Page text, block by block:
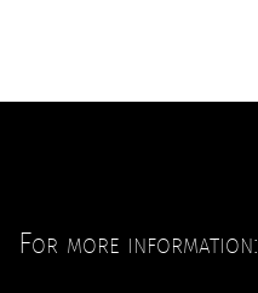
For more information: